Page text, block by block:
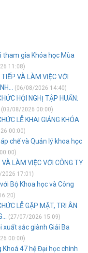
tham gia Khóa học Mùa
11:08)
VÀ LÀM VIỆC VỚI
(06/08/2026 14:40)
HỘI NGHỊ TẬP HUẤN:
(03/08/2026 00:00)
LỄ KHAI GIẢNG KHÓA
00:00)
chế và Quản lý khoa học
LÀM VIỆC VỚI CÔNG TY
17:01)
Bộ Khoa học và Công
LỄ GẶP MẶT, TRI ÂN
(27/07/2026 15:09)
xuất sắc giành Giải Ba
00:00)
Khoá 47 hệ Đại học chính